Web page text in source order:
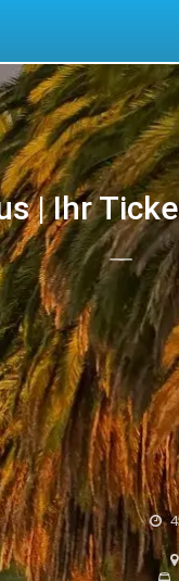
| Ihr
Tus
ómnibus